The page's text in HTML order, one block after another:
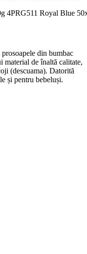
4PRG511 Royal Blue
din bumbac
material de înaltă calitate,
(descuama). Datorită
și pentru bebeluși.